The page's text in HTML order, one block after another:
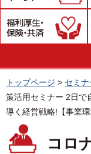
トップページ > セミナ
策活用セミナー 2日で
導く経営戦略!【事業
コロ